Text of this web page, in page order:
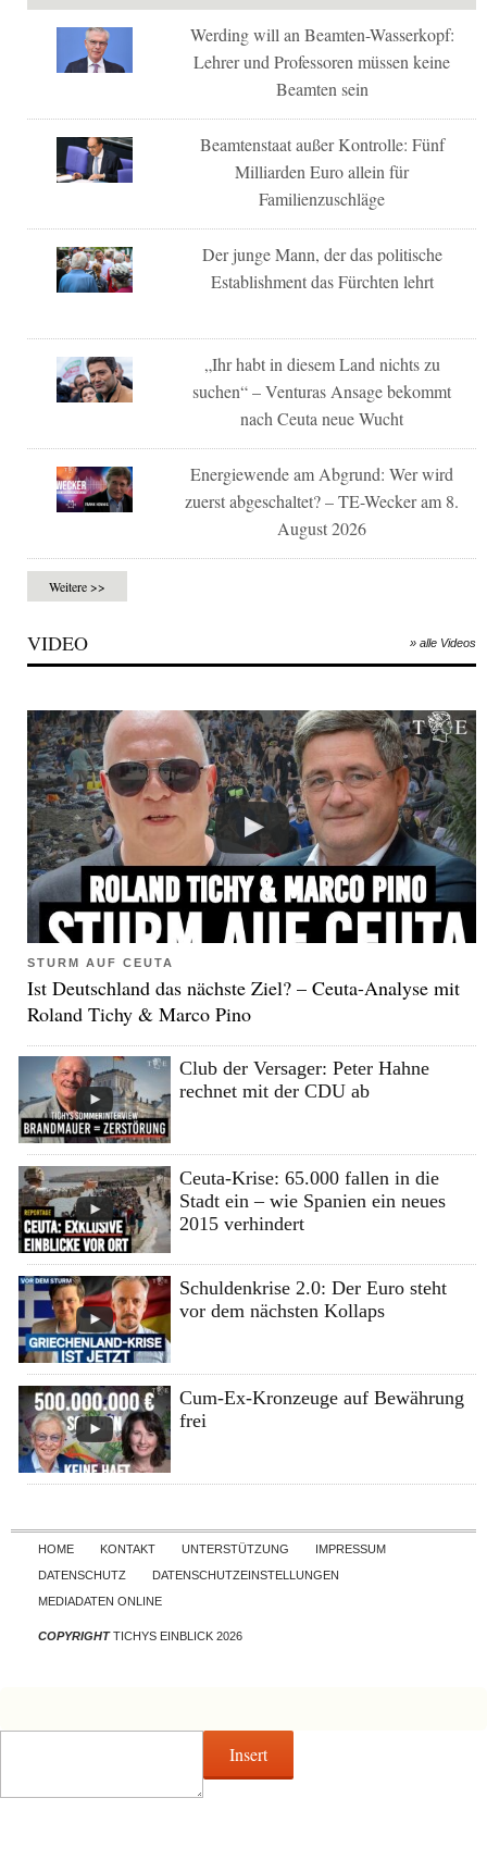
Werding will an Beamten-Wasserkopf:
Lehrer und Professoren müssen keine
Beamten sein
Beamtenstaat außer Kontrolle: Fünf
Milliarden Euro allein für
Familienzuschläge
Der junge Mann, der das politische
Establishment das Fürchten lehrt
„Ihr habt in diesem Land nichts zu
suchen“ – Venturas Ansage bekommt
nach Ceuta neue Wucht
Energiewende am Abgrund: Wer wird
zuerst abgeschaltet? – TE-Wecker am 8.
August 2026
Weitere >>
VIDEO » alle Videos
STURM AUF CEUTA
Ist Deutschland das nächste Ziel? – Ceuta-Analyse mit
Roland Tichy & Marco Pino
Club der Versager: Peter Hahne
rechnet mit der CDU ab
Ceuta-Krise: 65.000 fallen in die
Stadt ein – wie Spanien ein neues
2015 verhindert
Schuldenkrise 2.0: Der Euro steht
vor dem nächsten Kollaps
Cum-Ex-Kronzeuge auf Bewährung
frei
Skip to content
HOME KONTAKT UNTERSTÜTZUNG
IMPRESSUM
DATENSCHUTZ
DATENSCHUTZEINSTELLUNGEN
MEDIADATEN ONLINE
COPYRIGHTTICHYS EINBLICK 2026
Insert